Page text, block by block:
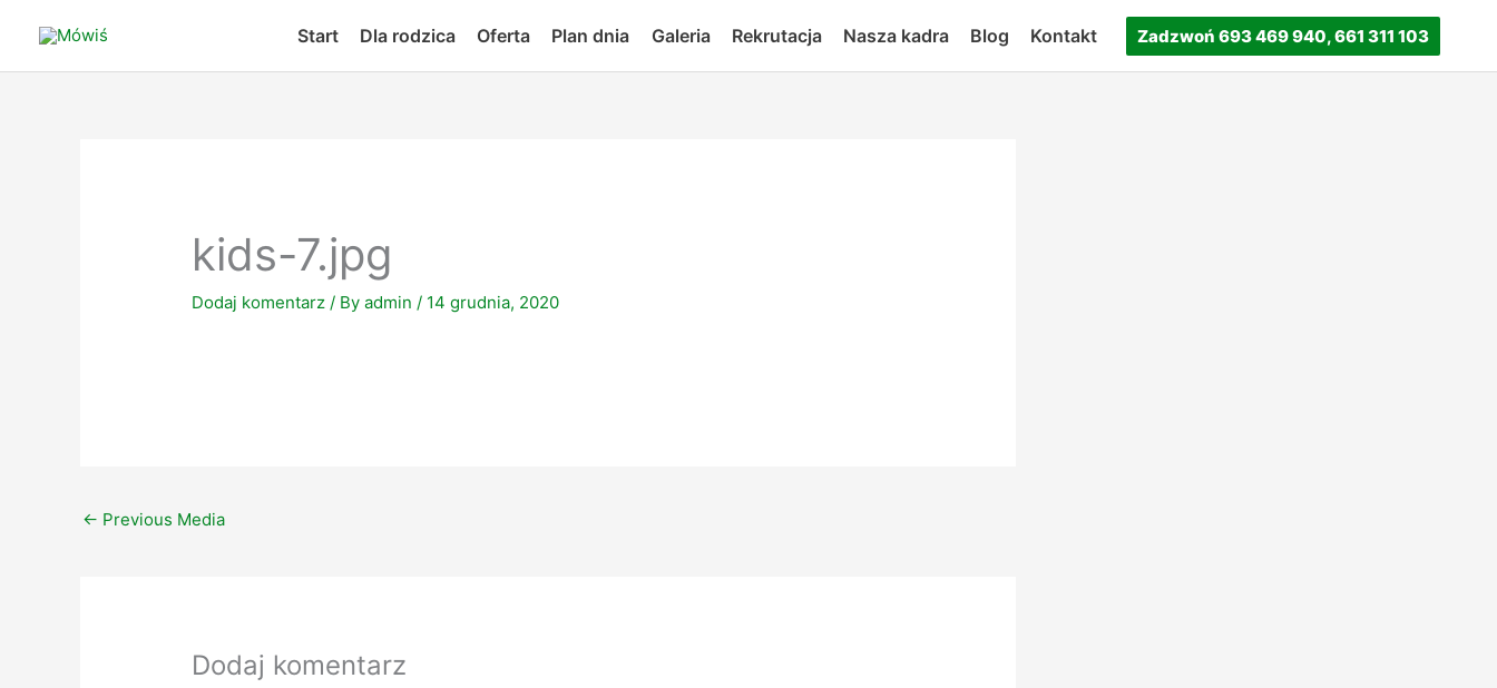
content
Start Dla rodzica Oferta Plan dnia Galeria Rekrutacja Nasza kadra Blog Kontakt Zadzwoń 693 469 940, 661 311 103
kids-7.jpg
Dodaj komentarz / Byadmin/ 14 grudnia, 2020
← Previous Media
Dodaj komentarz